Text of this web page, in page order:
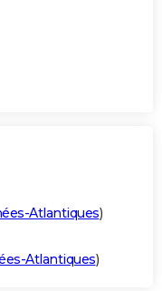
Atlantiques)
Atlantiques)